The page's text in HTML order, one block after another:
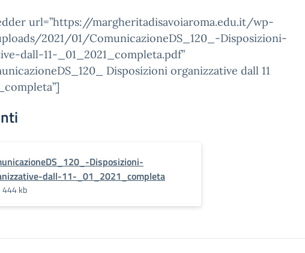
url=”https://margheritadisavoiaroma.edu.it/wp-
2021/01/ComunicazioneDS_120_-Disposizioni-
dall-11-_01_2021_completa.pdf”
Disposizioni organizzative dall 11
Disposizioni-
dall-11-_01_2021_completa
444 kb